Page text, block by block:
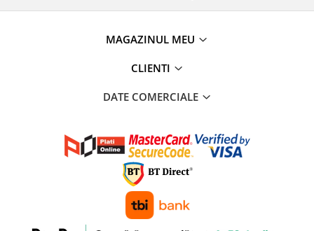
MAGAZINUL MEU
CLIENTI
DATE COMERCIALE